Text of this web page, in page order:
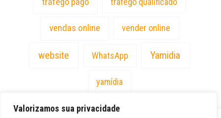
Valorizamos sua privacidade
vendas online vender online
website WhatsApp Yamidia
yamídia